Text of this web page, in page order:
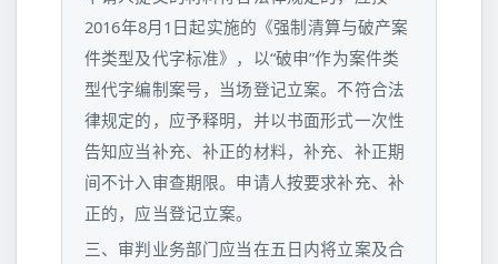
2016年8月1日起实施的《强制清算与破产案
件类型及代字标准》，以“破申”作为案件类
型代字编制案号，当场登记立案。不符合法
律规定的，应予释明，并以书面形式一次性
告知应当补充、补正的材料，补充、补正期
间不计入审查期限。申请人按要求补充、补
正的，应当登记立案。
三、审判业务部门应当在五日内将立案及合